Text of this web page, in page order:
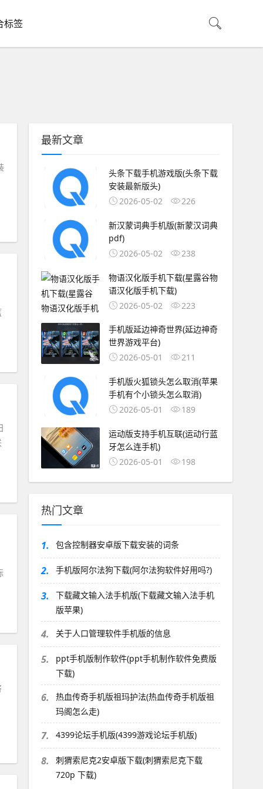
标签
最新文章
头条下载手机游戏版(头条下载
安装最新版头)
2026-05-02
226
新汉蒙词典手机版(新蒙汉词典
pdf)
2026-05-02
238
物语汉化版手机下载(星露谷物
语汉化版手机下载)
2026-05-02
223
手机版延边神奇世界(延边神奇
世界游戏平台)
2026-05-01
211
手机版火狐锁头怎么取消(苹果
手机有个小锁头怎么取消)
2026-05-01
189
运动版支持手机互联(运动行蓝
牙怎么连手机)
2026-05-01
198
热门文章
1. 包含控制器安卓版下载安装的词条
2. 手机版阿尔法狗下载(阿尔法狗软件好用吗?)
3.
下载藏文输入法手机版(下载藏文输入法手机
版苹果)
4. 关于人口管理软件手机版的信息
5.
ppt手机版制作软件(ppt手机制作软件免费版
下载)
6.
热血传奇手机版祖玛护法(热血传奇手机版祖
玛阁怎么走)
7. 4399论坛手机版(4399游戏论坛手机版)
8.
刺猬索尼克2安卓版下载(刺猬索尼克下载
720p 下载)